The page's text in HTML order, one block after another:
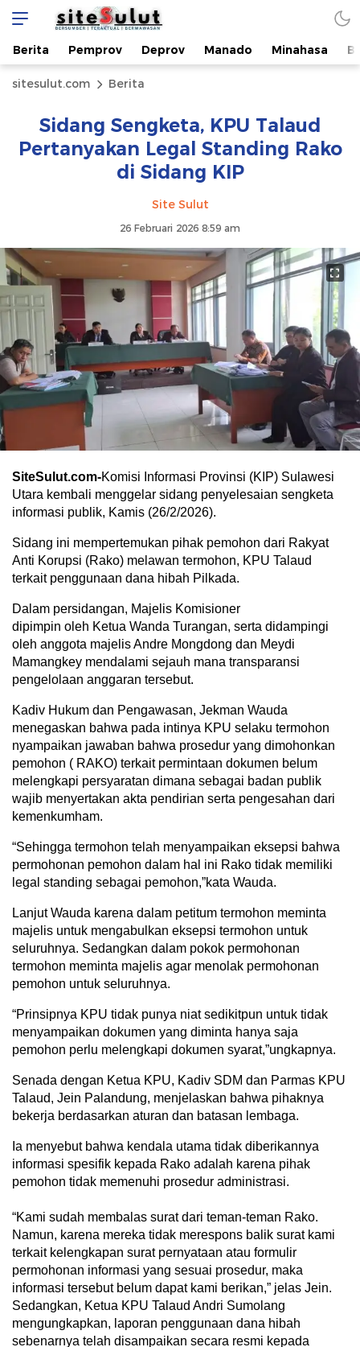
Berita Pemprov Deprov Manado Minahasa
sitesulut.com Berita
Sidang Sengketa, KPU Talaud
Pertanyakan Legal Standing Rako
di Sidang KIP
Site Sulut
26 Februari 2026 8:59 am
SiteSulut.com-Komisi Informasi Provinsi (KIP) Sulawesi
Utara kembali menggelar sidang penyelesaian sengketa
informasi publik, Kamis (26/2/2026).
Sidang ini mempertemukan pihak pemohon dari Rakyat
Anti Korupsi (Rako) melawan termohon, KPU Talaud
terkait penggunaan dana hibah Pilkada.
Dalam persidangan, Majelis Komisioner
dipimpin oleh Ketua Wanda Turangan, serta didampingi
oleh anggota majelis Andre Mongdong dan Meydi
Mamangkey mendalami sejauh mana transparansi
pengelolaan anggaran tersebut.
Kadiv Hukum dan Pengawasan, Jekman Wauda
menegaskan bahwa pada intinya KPU selaku termohon
nyampaikan jawaban bahwa prosedur yang dimohonkan
pemohon ( RAKO) terkait permintaan dokumen belum
melengkapi persyaratan dimana sebagai badan publik
wajib menyertakan akta pendirian serta pengesahan dari
kemenkumham.
“Sehingga termohon telah menyampaikan eksepsi bahwa
permohonan pemohon dalam hal ini Rako tidak memiliki
legal standing sebagai pemohon,”kata Wauda.
Lanjut Wauda karena dalam petitum termohon meminta
majelis untuk mengabulkan eksepsi termohon untuk
seluruhnya. Sedangkan dalam pokok permohonan
termohon meminta majelis agar menolak permohonan
pemohon untuk seluruhnya.
“Prinsipnya KPU tidak punya niat sedikitpun untuk tidak
menyampaikan dokumen yang diminta hanya saja
pemohon perlu melengkapi dokumen syarat,”ungkapnya.
Senada dengan Ketua KPU, Kadiv SDM dan Parmas KPU
Talaud, Jein Palandung, menjelaskan bahwa pihaknya
bekerja berdasarkan aturan dan batasan lembaga.
Ia menyebut bahwa kendala utama tidak diberikannya
informasi spesifik kepada Rako adalah karena pihak
pemohon tidak memenuhi prosedur administrasi.
“Kami sudah membalas surat dari teman-teman Rako.
Namun, karena mereka tidak merespons balik surat kami
terkait kelengkapan surat pernyataan atau formulir
permohonan informasi yang sesuai prosedur, maka
informasi tersebut belum dapat kami berikan,” jelas Jein.
Sedangkan, Ketua KPU Talaud Andri Sumolang
mengungkapkan, laporan penggunaan dana hibah
sebenarnya telah disampaikan secara resmi kepada